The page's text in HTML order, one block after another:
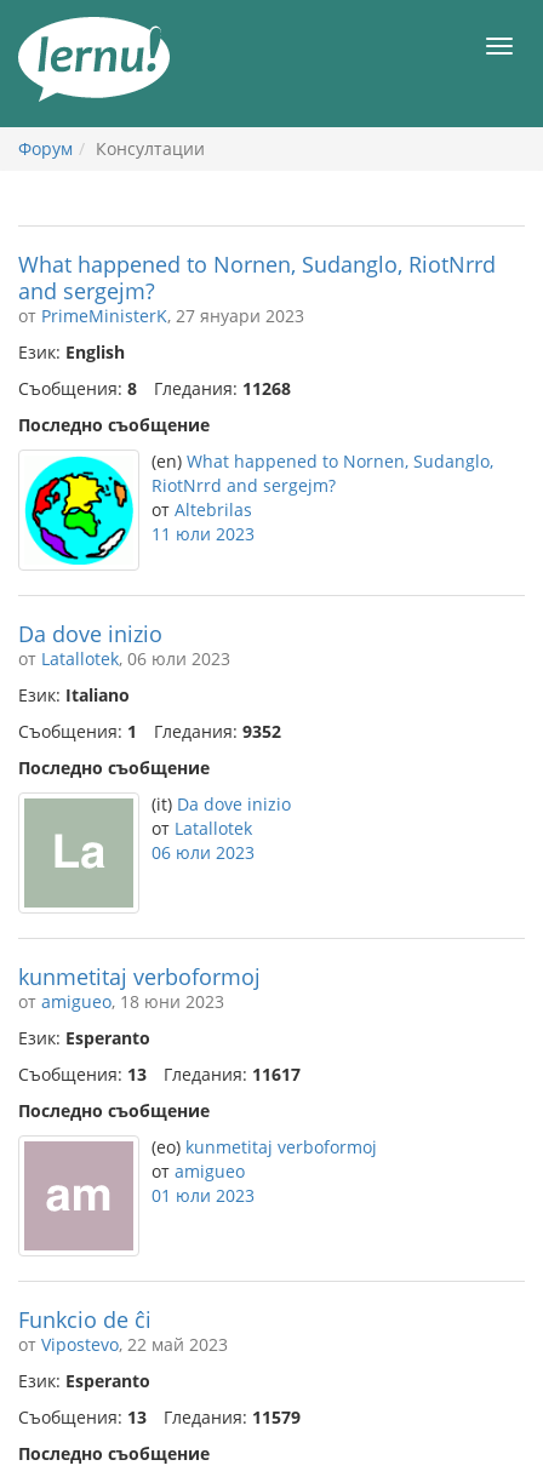
съдържанието
Форум Консултации
What happened to Nornen, Sudanglo, RiotNrrd
and sergejm?
от PrimeMinisterK, 27 януари 2023
Език: English
Съобщения: 8 Гледания: 11268
Последно съобщение
(en) What happened to Nornen, Sudanglo,
RiotNrrd and sergejm?
от Altebrilas
11 юли 2023
Da dove inizio
от Latallotek, 06 юли 2023
Език: Italiano
Съобщения: 1 Гледания: 9352
Последно съобщение
(it) Da dove inizio
от Latallotek
06 юли 2023
kunmetitaj verboformoj
от amigueo, 18 юни 2023
Език: Esperanto
Съобщения: 13 Гледания: 11617
Последно съобщение
(eo) kunmetitaj verboformoj
от amigueo
01 юли 2023
Funkcio de ĉi
от Vipostevo, 22 май 2023
Език: Esperanto
Съобщения: 13 Гледания: 11579
Последно съобщение